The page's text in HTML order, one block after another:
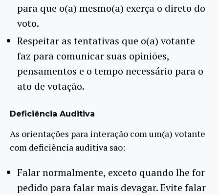
para que o(a) mesmo(a) exerça o direto do
voto.
Respeitar as tentativas que o(a) votante
faz para comunicar suas opiniões,
pensamentos e o tempo necessário para o
ato de votação.
Deficiência Auditiva
As orientações para interação com um(a) votante
com deficiência auditiva são:
Falar normalmente, exceto quando lhe for
pedido para falar mais devagar. Evite falar